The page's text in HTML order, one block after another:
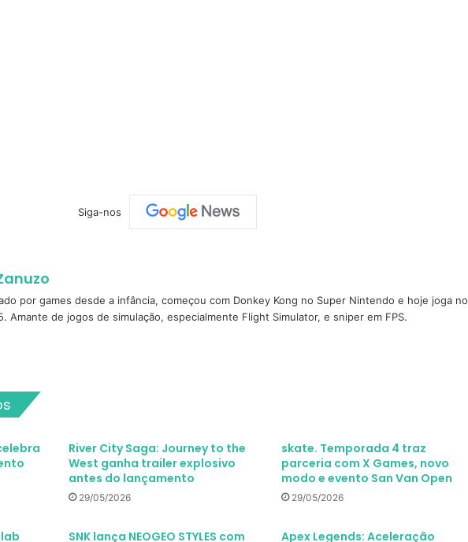
Siga-nos
por games desde a infância, começou com Donkey Kong no Super Nintendo e hoje joga no
Amante de jogos de simulação, especialmente Flight Simulator, e sniper em FPS.
River City Saga: Journey to the
West ganha trailer explosivo
antes do lançamento
29/05/2026
skate. Temporada 4 traz
parceria com X Games, novo
modo e evento San Van Open
29/05/2026
SNK lança NEOGEO STYLES com Apex Legends: Aceleração